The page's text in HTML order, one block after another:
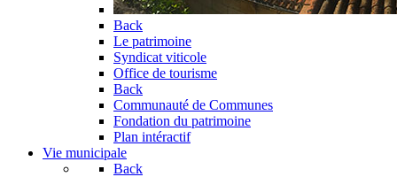
Back
Le patrimoine
Syndicat viticole
Office de tourisme
Back
Communauté de Communes
Fondation du patrimoine
Plan intéractif
Vie municipale
Back